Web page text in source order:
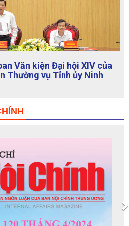
Văn kiện Đại hội XIV của
Thường vụ Tỉnh ủy Ninh
chính số 120 tháng